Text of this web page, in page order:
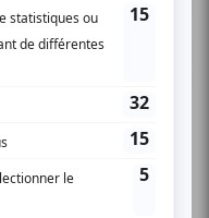
(Steve), Shelby Jean-
On y croit
tout simplement
proposant une
de fragilité et de
et la détresse